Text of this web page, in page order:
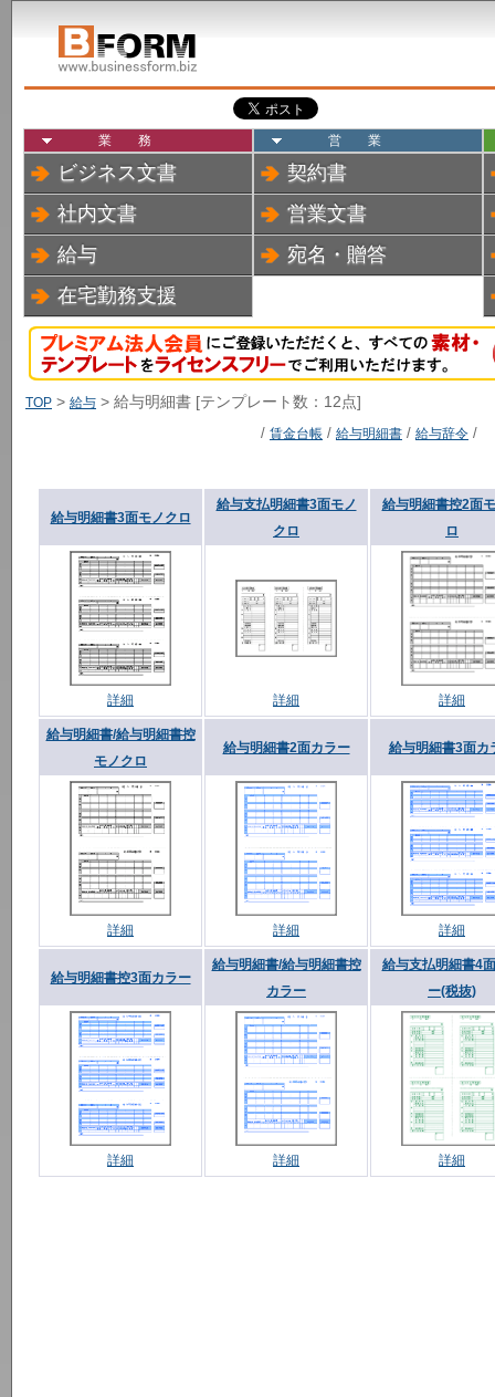
業務
ビジネス文書
社内文書
給与
在宅勤務支援
営業
契約書
営業文書
宛名・贈答
TOP > 給与 > 給与明細書 [テンプレート数：12点]
/ 賃金台帳/ 給与明細書/ 給与辞令/
給与明細書3面モノクロ
給与支払明細書3面モノ
クロ
給与明細書控2面
ロ
詳細 詳細 詳細
給与明細書/給与明細書控
モノクロ
給与明細書2面カラー 給与明細書3面カ
詳細 詳細 詳細
給与明細書控3面カラー
給与明細書/給与明細書控
カラー
給与支払明細書4
ー(税抜)
詳細 詳細 詳細